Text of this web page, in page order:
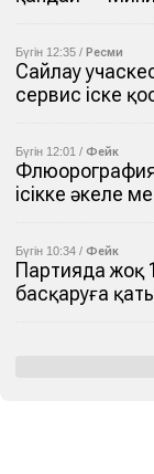
Бүгін 12:35 / Ресми
Сайлау
сервис іске
Бүгін 12:01 / Фейк
ісікке әкеле
Бүгін 10:34 / Фейк
Партияда жоқ
басқаруға